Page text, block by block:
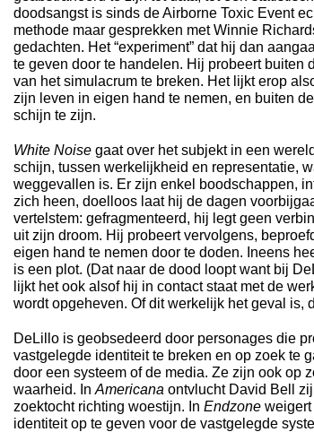
doodsangst is sinds de Airborne Toxic Event
methode maar gesprekken met Winnie
gedachten. Het “experiment” dat hij dan
te geven door te handelen. Hij probeert buiten
van het simulacrum te breken. Het lijkt erop
zijn leven in eigen hand te nemen, en buiten
schijn te zijn.
White Noise gaat over het subjekt in een
schijn, tussen werkelijkheid en representatie,
weggevallen is. Er zijn enkel boodschappen,
zich heen, doelloos laat hij de dagen
vertelstem: gefragmenteerd, hij legt geen
uit zijn droom. Hij probeert vervolgens,
eigen hand te nemen door te doden. Ineens
is een plot. (Dat naar de dood loopt want bij
lijkt het ook alsof hij in contact staat met de
wordt opgeheven. Of dit werkelijk het geval is,
DeLillo is geobsedeerd door personages die
vastgelegde identiteit te breken en op zoek te
door een systeem of de media. Ze zijn ook op
waarheid. In Americana ontvlucht David Bell
zoektocht richting woestijn. In Endzone
identiteit op te geven voor de vastgelegde